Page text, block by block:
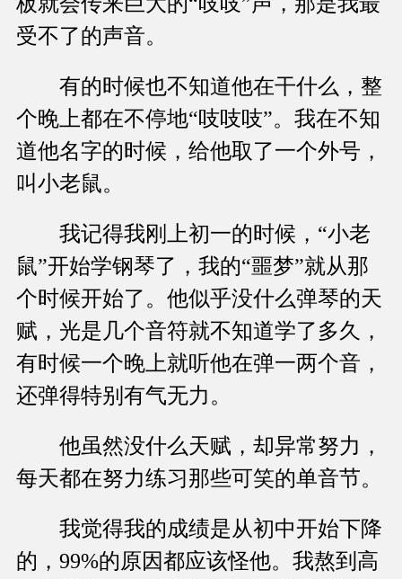
受不了的声音。
有的时候也不知道他在干什么，整
个晚上都在不停地“吱吱吱”。我在不知
道他名字的时候，给他取了一个外号，
叫小老鼠。
我记得我刚上初一的时候，“小老
鼠”开始学钢琴了，我的“噩梦”就从那
个时候开始了。他似乎没什么弹琴的天
赋，光是几个音符就不知道学了多久，
有时候一个晚上就听他在弹一两个音，
还弹得特别有气无力。
他虽然没什么天赋，却异常努力，
每天都在努力练习那些可笑的单音节。
我觉得我的成绩是从初中开始下降
的，99%的原因都应该怪他。我熬到高